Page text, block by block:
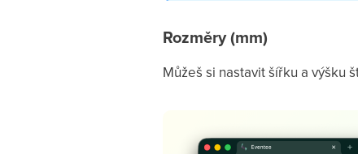
Rozměry(mm)
Můžeš si nastavit šířku a výšku